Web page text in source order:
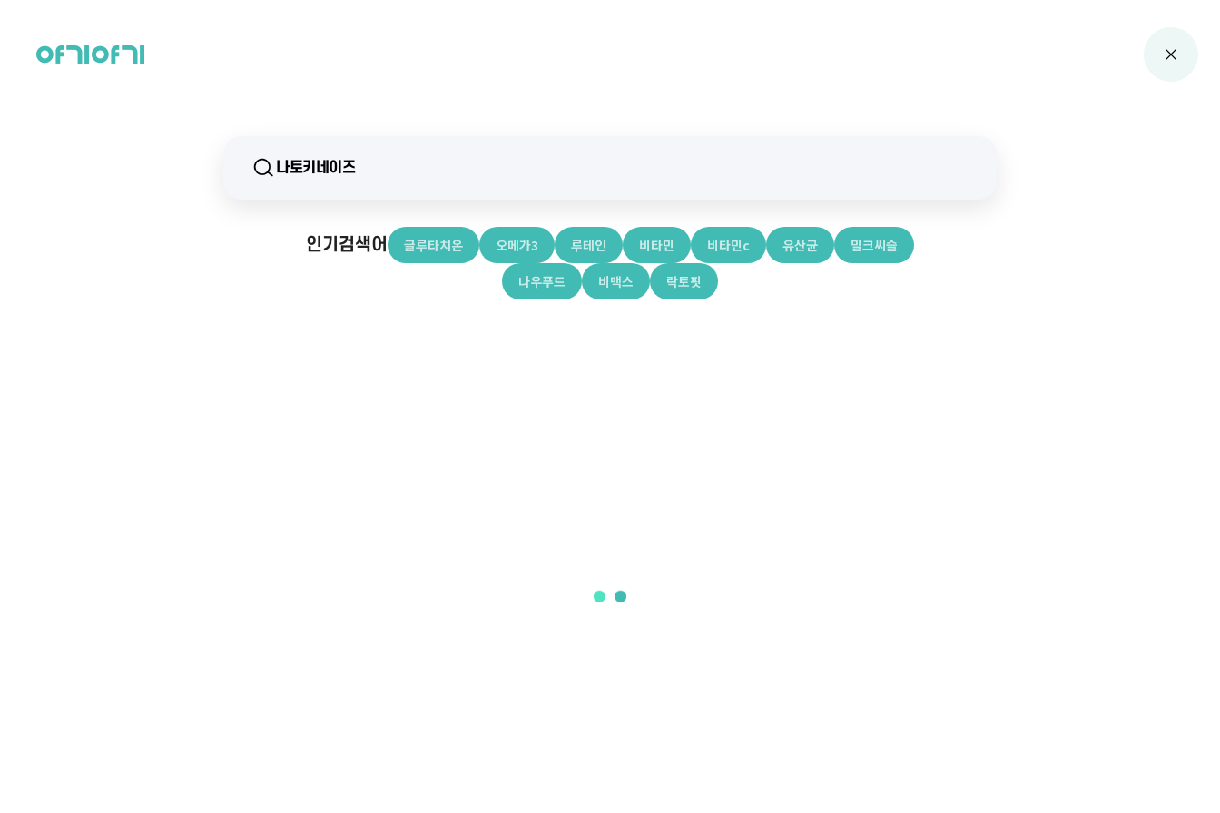
인기검색어 글루타치온 오메가3 루테인 비타민 비타민c 유산균
밀크씨슬
나우푸드
비맥스 락토핏